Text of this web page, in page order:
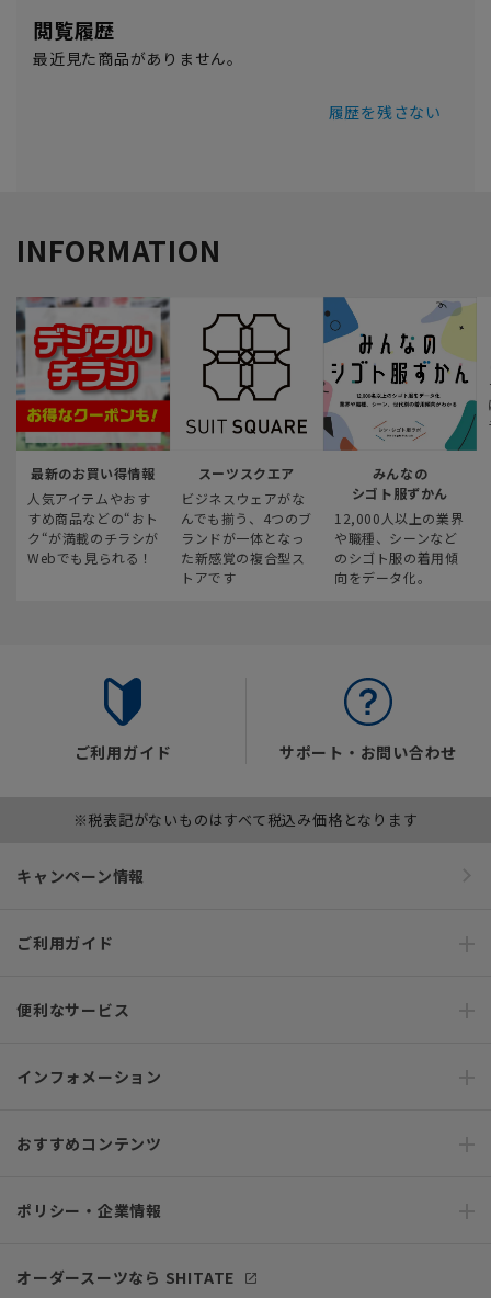
閲覧履歴
最近見た商品がありません。
履歴を残さない
INFORMATION
最新のお買い得情報
人気アイテムやおす
すめ商品などの“おト
ク“が満載のチラシが
Webでも見られる！
スーツスクエア
ビジネスウェアがな
んでも揃う、4つのブ
ランドが一体となっ
た新感覚の複合型ス
トアです
みんなの
シゴト服ずかん
12,000人以上の業界
や職種、シーンなど
のシゴト服の着用傾
向をデータ化。
ご利用ガイド サポート・お問い合わせ
※税表記がないものはすべて税込み価格となります
キャンペーン情報
ご利用ガイド
便利なサービス
インフォメーション
おすすめコンテンツ
ポリシー・企業情報
オーダースーツなら SHITATE